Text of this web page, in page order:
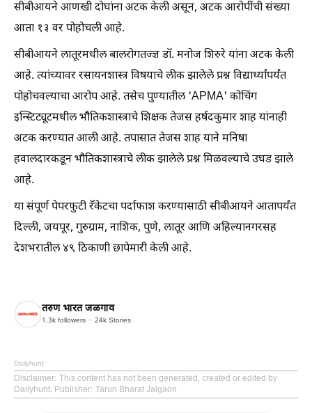
सीबीआयने आणखी दोघांना अटक केली असून, अटक आरोपींची संख्या
आता १३ वर पोहोचली आहे.
सीबीआयने लातूरमधील बालरोगतज्ज्ञ डॉ. मनोज शिरुरे यांना अटक केली
आहे. त्यांच्यावर रसायनशास्त्र विषयाचे लीक झालेले प्रश्न विद्यार्थ्यांपर्यंत
पोहोचवल्याचा आरोप आहे. तसेच पुण्यातील 'APMA' कोचिंग
इन्स्टिट्यूटमधील भौतिकशास्त्राचे शिक्षक तेजस हर्षदकुमार शाह यांनाही
अटक करण्यात आली आहे. तपासात तेजस शाह याने मनिषा
हवालदारकडून भौतिकशास्त्राचे लीक झालेले प्रश्न मिळवल्याचे उघड झाले
आहे.
या संपूर्ण पेपरफुटी रॅकेटचा पर्दाफाश करण्यासाठी सीबीआयने आतापर्यंत
दिल्ली, जयपूर, गुरुग्राम, नाशिक, पुणे, लातूर आणि अहिल्यानगरसह
देशभरातील ४९ ठिकाणी छापेमारी केली आहे.
तरुण भारत जळगाव
1.3k followers 24k Stories
Dailyhunt
Disclaimer: This content has not been generated, created or edited by
Dailyhunt. Publisher: Tarun Bharat Jalgaon